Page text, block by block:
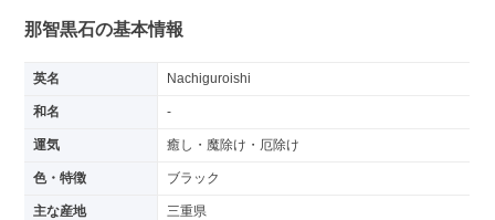
那智黒石の基本情報
英名 Nachiguroishi
和名 -
運気 癒し・魔除け・厄除け
色・特徴 ブラック
主な産地 三重県